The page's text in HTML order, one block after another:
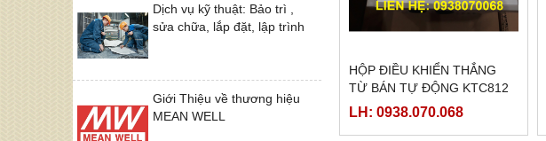
Dịch vụ kỹ thuật: Bảo trì ,
sửa chữa, lắp đặt, lập trình
Giới Thiệu về thương hiệu
MEAN WELL
HỘP ĐIỀU KHIỂN THẮNG
TỪ BÁN TỰ ĐỘNG KTC812
LH: 0938.070.068